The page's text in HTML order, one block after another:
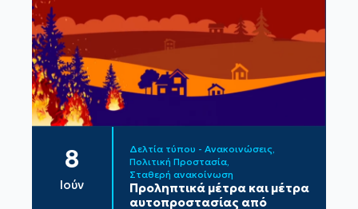
8
Ιούν
Δελτία τύπου - Ανακοινώσεις
Πολιτική Προστασία
Σταθερή ανακοίνωση
Προληπτικά μέτρα και μέτρα
αυτοπροστασίας από